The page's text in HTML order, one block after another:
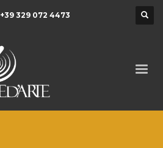
+39 329 072 4473